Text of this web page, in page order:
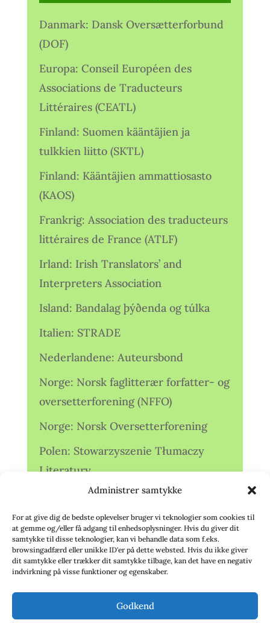
Administrer samtykke
For at give dig de bedste oplevelser bruger vi teknologier som cookies til
at gemme og/eller få adgang til enhedsoplysninger. Hvis du giver dit
samtykke til disse teknologier, kan vi behandle data som f.eks.
browsingadfærd eller unikke ID'er på dette websted. Hvis du ikke giver
dit samtykke eller trækker dit samtykke tilbage, kan det have en negativ
indvirkning på visse funktioner og egenskaber.
Godkend
Danmark: Dansk Oversætterforbund
(DOF)
Europa: Conseil Européen des
Associations de Traducteurs
Littéraires (CEATL)
Finland: Suomen kääntäjien ja
tulkkien liitto (SKTL)
Finland: Kääntäjien ammattiosasto
(KAOS)
Frankrig: Association des traducteurs
littéraires de France (ATLF)
Irland: Irish Translators’ and
Interpreters Association
Island: Bandalag þýðenda og túlka
Italien: STRADE
Nederlandene: Auteursbond
Norge: Norsk faglitterær forfatter- og
oversetterforening (NFFO)
Norge: Norsk Oversetterforening
Polen: Stowarzyszenie Tłumaczy
Literatury
Storbritannien: Translators
Association (TA)
Sverige: Översättarsektionen (Ö.)
Sverige: Översättarcentrum (ÖC)
deutschsprachiger Übersetzer (VdÜ)